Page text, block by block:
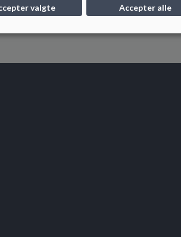
resten af lærerteamet og relevante
med forældre og forældreråd foregår
valgte Accepter alle